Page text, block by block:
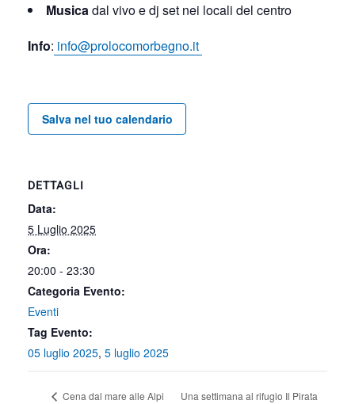
Musicadal vivo e dj set nei locali del centro
Info: info@prolocomorbegno.it
Salva nel tuo calendario
DETTAGLI
Data:
5 Luglio 2025
Ora:
20:00 - 23:30
Categoria Evento:
Eventi
Tag Evento:
05 luglio 2025, 5 luglio 2025
Cena dal mare alle Alpi Una settimana al rifugio Il Pirata